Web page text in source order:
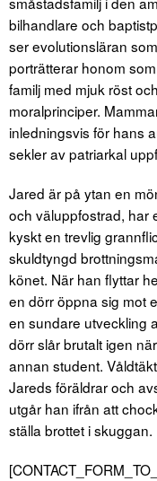
bilhandlare och
ser evolutionsläran
porträtterar honom
familj med mjuk röst
moralprinciper.
inledningsvis för hans
sekler av patriarkal
Jared är på ytan en
och väluppfostrad, har
kyskt en trevlig
skuldtyngd
könet. När han flyttar
en dörr öppna sig mot
en sundare utveckling
dörr slår brutalt igen
annan student.
Jareds föräldrar och
utgår han ifrån att
ställa brottet i skuggan.